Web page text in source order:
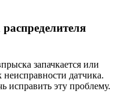
запачкается или
неисправности датчика.
исправить эту проблему.